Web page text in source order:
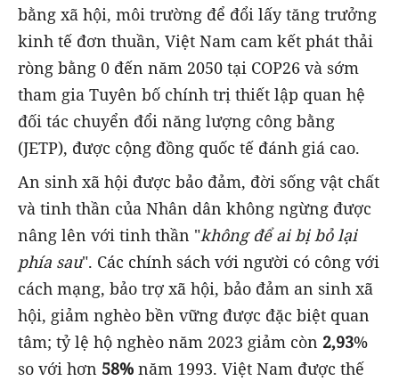
bằng xã hội, môi trường để đổi lấy tăng trưởng
kinh tế đơn thuần, Việt Nam cam kết phát thải
ròng bằng 0 đến năm 2050 tại COP26 và sớm
tham gia Tuyên bố chính trị thiết lập quan hệ
đối tác chuyển đổi năng lượng công bằng
(JETP), được cộng đồng quốc tế đánh giá cao.
An sinh xã hội được bảo đảm, đời sống vật chất
và tinh thần của Nhân dân không ngừng được
nâng lên với tinh thần "không để ai bị bỏ lại
phía sau". Các chính sách với người có công với
cách mạng, bảo trợ xã hội, bảo đảm an sinh xã
hội, giảm nghèo bền vững được đặc biệt quan
tâm; tỷ lệ hộ nghèo năm 2023 giảm còn 2,93%
so với hơn 58% năm 1993. Việt Nam được thế